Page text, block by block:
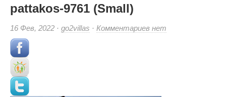
pattakos-9761 (Small)
16 Фев, 2022 · go2villas · Комментариевкнет